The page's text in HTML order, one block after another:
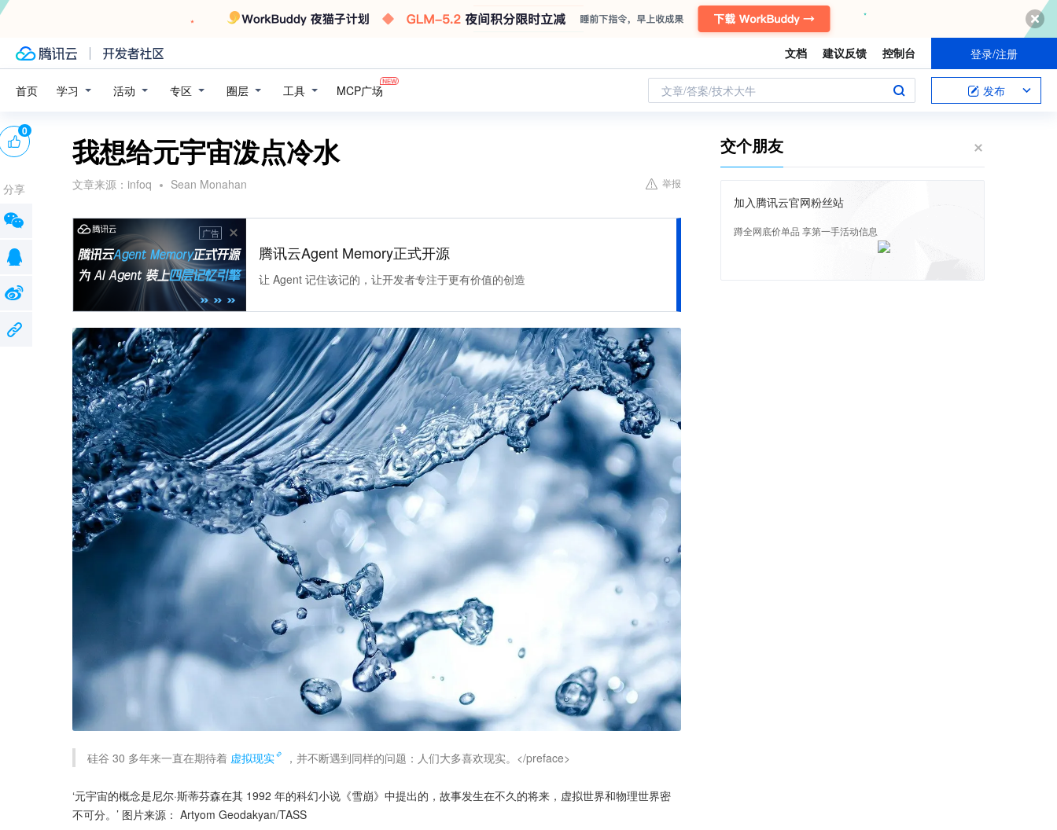
文档 建议反馈 控制台 登录/注册
首页 学习 活动 专区 圈层 工具 MCP广场 文章/答案/技术大牛 发布
我想给元宇宙泼点冷水
文章来源： infoq Sean Monahan 举报
广告
腾讯云Agent Memory正式开源
让 Agent 记住该记的，让开发者专注于更有价值的创造
硅谷 30 多年来一直在期待着 虚拟现实 ，并不断遇到同样的问题：人们大多喜欢现实。</preface>
‘元宇宙的概念是尼尔·斯蒂芬森在其 1992 年的科幻小说《雪崩》中提出的，故事发生在不久的将来，虚拟世界和物理世界密
不可分。’ 图片来源： Artyom Geodakyan/TASS
0
分享
交个朋友
加入腾讯云官网粉丝站
蹲全网底价单品 享第一手活动信息